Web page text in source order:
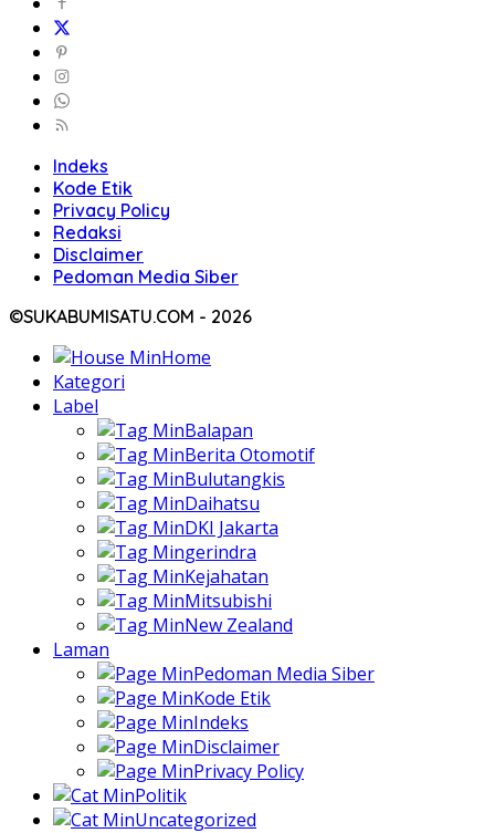
Indeks
Kode Etik
Privacy Policy
Redaksi
Disclaimer
Pedoman Media Siber
©SUKABUMISATU.COM - 2026
Home
Kategori
Label
Balapan
Berita Otomotif
Bulutangkis
Daihatsu
DKI Jakarta
gerindra
Kejahatan
Mitsubishi
New Zealand
Laman
Pedoman Media Siber
Kode Etik
Indeks
Disclaimer
Privacy Policy
Politik
Uncategorized